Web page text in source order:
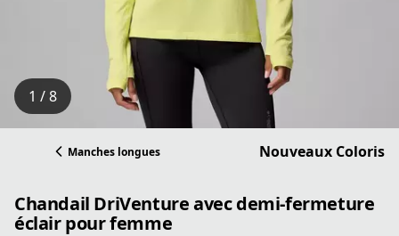
1 / 8
Manches longues Nouveaux Coloris
Chandail DriVenture avec demi-fermeture
éclair pour femme